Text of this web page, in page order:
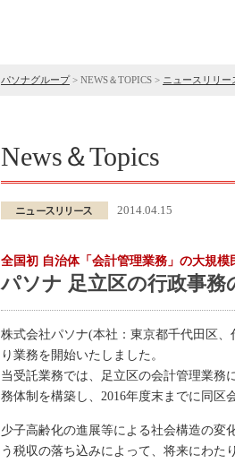
パソナグループ> NEWS＆TOPICS > ニュースリリー
News＆Topics
2014.04.15
全国初 自治体「会計管理業務」の大規模
パソナ 足立区の行政事務
株式会社パソナ(本社：東京都千代田区、
り業務を開始いたしました。
当受託業務では、足立区の会計管理業務
務体制を構築し、2016年度末までに同区
少子高齢化の進展等による社会構造の変
う税収の落ち込みによって、将来にわた